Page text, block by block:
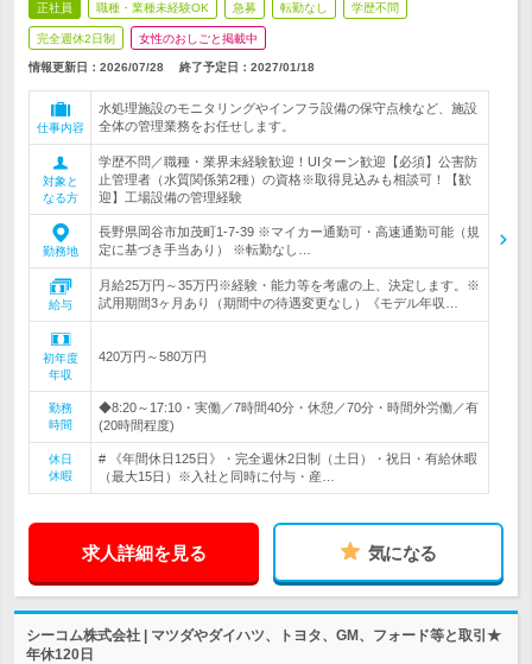
正社員 職種・業種未経験OK 急募 転勤なし 学歴不問
完全週休2日制 女性のおしごと掲載中
情報更新日：2026/07/28 終了予定日： 2027/01/18
仕事内容
水処理施設のモニタリングやインフラ設備の保守点検など、施設
全体の管理業務をお任せします。
対象と
なる方
学歴不問／職種・業界未経験歓迎！UIターン歓迎【必須】公害防
止管理者（水質関係第2種）の資格※取得見込みも相談可！【歓
迎】工場設備の管理経験
勤務地
長野県岡谷市加茂町1-7-39 ※マイカー通勤可・高速通勤可能（規
定に基づき手当あり） ※転勤なし…
給与
月給25万円～35万円※経験・能力等を考慮の上、決定します。※
試用期間3ヶ月あり（期間中の待遇変更なし）《モデル年収…
初年度
年収
420万円～580万円
勤務
時間
◆8:20～17:10・実働／7時間40分・休憩／70分・時間外労働／有
(20時間程度)
休日
休暇
# 《年間休日125日》・完全週休2日制（土日）・祝日・有給休暇
（最大15日）※入社と同時に付与・産…
求人詳細を見る 気になる
シーコム株式会社 | マツダやダイハツ、トヨタ、GM、フォード等と取引★
年休120日